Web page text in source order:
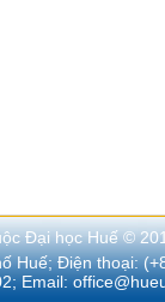
Đại học Huế ©
Huế; Điện thoại:
Email: